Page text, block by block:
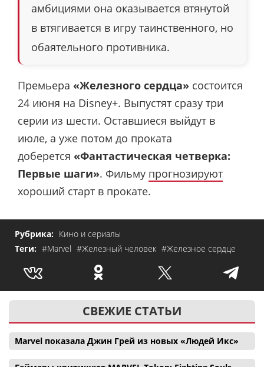
амбициями она оказывается втянутой
в втягивается в игру таинственного, но
обаятельного противника.
Премьера «Железного сердца» состоится
24 июня на Disney+. Выпустят сразу три
серии из шести. Оставшиеся выйдут в
июле, а уже потом до проката
доберется «Фантастическая четверка:
Первые шаги». Фильму прогнозируют
хороший старт в прокате.
Рубрика: Кино и сериалы
Теги: #Marvel #Железный человек #Железное сердце
СВЕЖИЕ СТАТЬИ
Marvel показала Джин Грей из новых «Людей Икс»